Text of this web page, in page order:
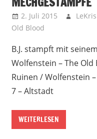
2. Juli 2015 LeKris
Old Blood
B.J. stampft mit
Wolfenstein – The Old
Ruinen / Wolfenstein
7 – Altstadt
WEITERLESEN